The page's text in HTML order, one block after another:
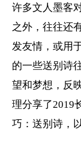
许多文人墨客
之外，往往还
发友情，或用
的一些送别诗
望和梦想，反
理分享了2019
巧：送别诗，